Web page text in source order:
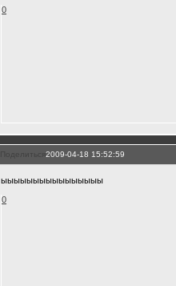
0
Поделиться2009-04-18 15:52:59
ыыыыыыыыыыыыыыыы
0